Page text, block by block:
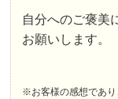
自分へのご褒美
お願いします。
※お客様の感想であり